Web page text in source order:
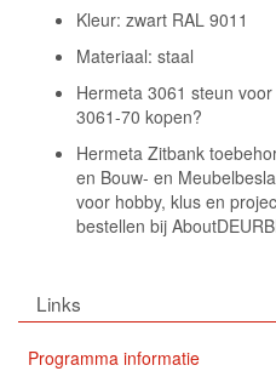
Kleur: zwart RAL 9011
Materiaal: staal
Hermeta 3061 steun
3061-70 kopen?
Hermeta Zitbank
en Bouw- en
voor hobby, klus en
bestellen bij
Links
Programma informatie